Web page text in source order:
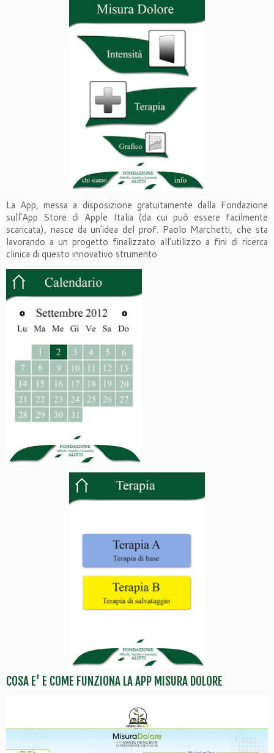
La App, messa a disposizione gratuitamente dalla Fondazione
sull’App Store di Apple Italia (da cui può essere facilmente
scaricata), nasce da un’idea del prof. Paolo Marchetti, che sta
lavorando a un progetto finalizzato all’utilizzo a fini di ricerca
clinica di questo innovativo strumento
COSA E’ E COME FUNZIONA LA APP MISURA DOLORE